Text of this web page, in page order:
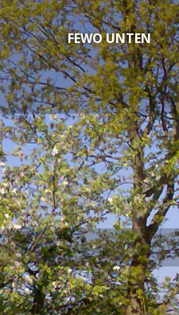
FEWO UNTEN